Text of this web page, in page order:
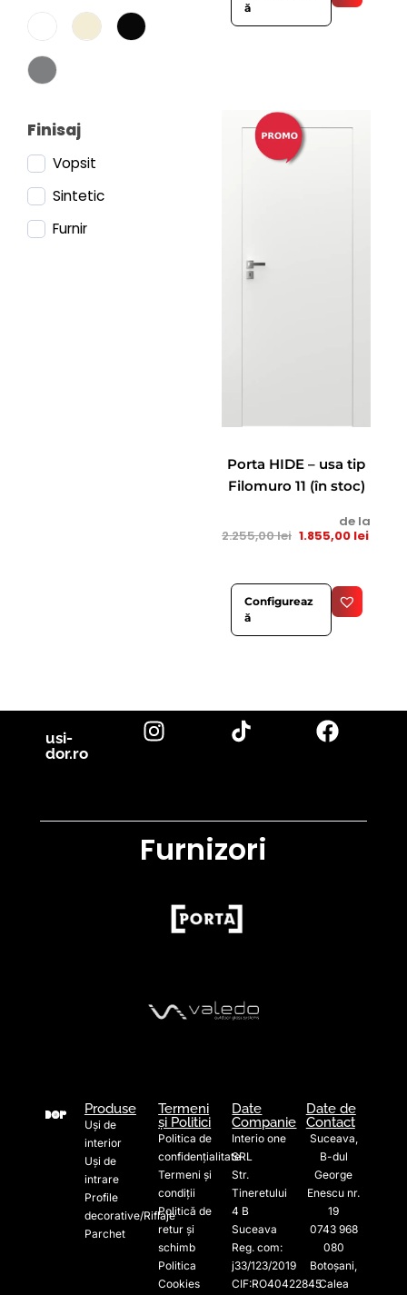
Finisaj
Vopsit
Sintetic
Furnir
ă
Porta HIDE – usa tip
Filomuro 11 (în stoc)
de la
2.255,00lei 1.855,00 lei
Configureaz
ă
usi-
dor.ro
Furnizori
Produse
Uși de
interior
Uși de
intrare
Profile
decorative/Riflaje
Parchet
Termeni
și Politici
Politica de
confidențialitate
Termeni și
condiții
Politică de
retur și
schimb
Politica
Cookies
Date
Companie
Interio one
SRL
Str.
Tineretului
4 B
Suceava
Reg. com:
j33/123/2019
CIF:RO40422845
Date de
Contact
Suceava,
B-dul
George
Enescu nr.
19
0743 968
080
Botoșani,
Calea